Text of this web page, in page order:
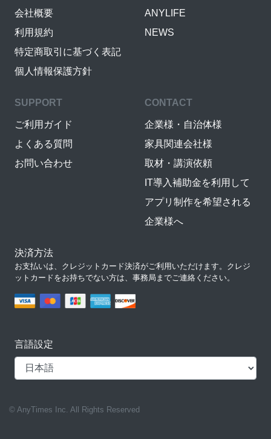
会社概要
利用規約
特定商取引に基づく表記
個人情報保護方針
ANYLIFE
NEWS
SUPPORT
ご利用ガイド
よくある質問
お問い合わせ
CONTACT
企業様・自治体様
家具関連会社様
取材・講演依頼
IT導入補助金を利用して
アプリ制作を希望される
企業様へ
決済方法
お支払いは、クレジットカード決済がご利用いただけます。クレジ
ットカードをお持ちでない方は、事務局までご連絡ください。
言語設定
© AnyTimes Inc. All Rights Reserved